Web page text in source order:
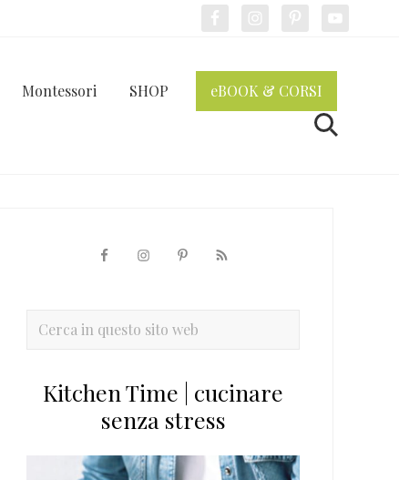
Montessori SHOP eBOOK & CORSI
Cerca
primaria
Cerca
sitoKitchen Time | cucinare
senza stress